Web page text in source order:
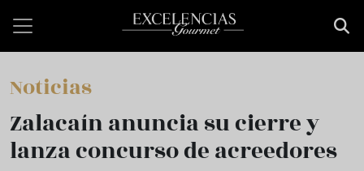
Noticias
Zalacaín anuncia su cierre y
lanza concurso de acreedores